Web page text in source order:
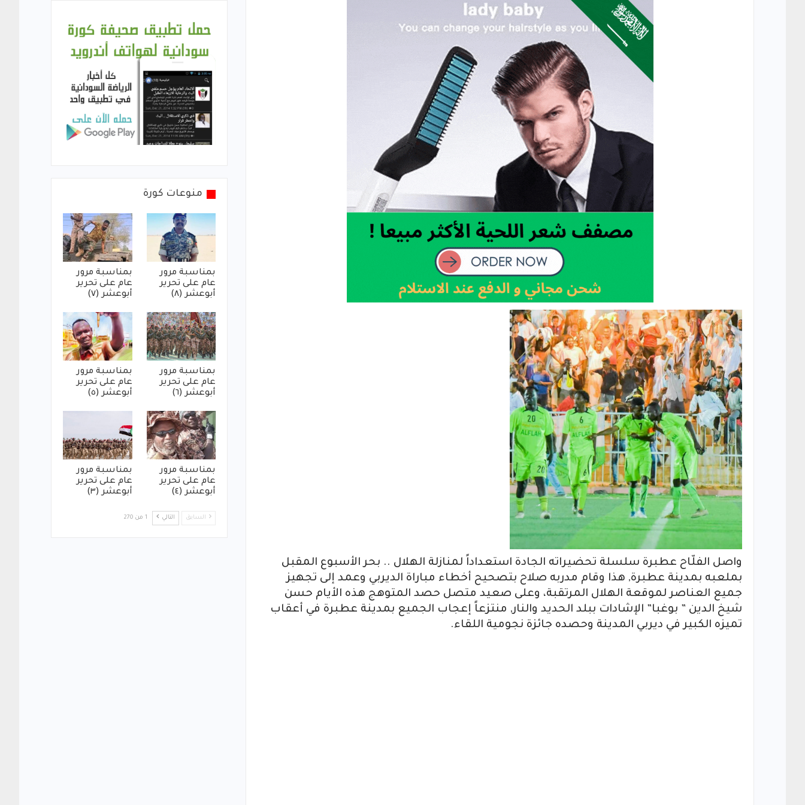
واصل الفلّاح عطبرة سلسلة تحضيراته الجادة استعداداً لمنازلة الهلال .. بحر الأسبوع المقبل
بملعبه بمدينة عطبرة, هذا وقام مدربه صلاح بتصحيح أخطاء مباراة الديربي وعمد إلى تجهيز
جميع العناصر لموقعة الهلال المرتقبة، وعلى صعيد متصل حصد المتوهج هذه الأيام حسن
شيخ الدين ” بوغبا” الإشادات ببلد الحديد والنار, منتزعاً إعجاب الجميع بمدينة عطبرة في أعقاب
تميزه الكبير في ديربي المدينة وحصده جائزة نجومية اللقاء.
منوعات كورة
بمناسبة مرور
عام على تحرير
أبوعشر (٨)
بمناسبة مرور
عام على تحرير
أبوعشر (٧)
بمناسبة مرور
عام على تحرير
أبوعشر (٦)
بمناسبة مرور
عام على تحرير
أبوعشر (٥)
بمناسبة مرور
عام على تحرير
أبوعشر (٤)
بمناسبة مرور
عام على تحرير
أبوعشر (٣)
السابق التالي 1 من 270